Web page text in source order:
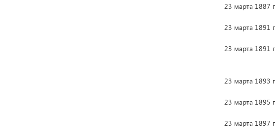
23 марта 1887
23 марта 1891
23 марта 1891
23 марта 1893
23 марта 1895
23 марта 1897